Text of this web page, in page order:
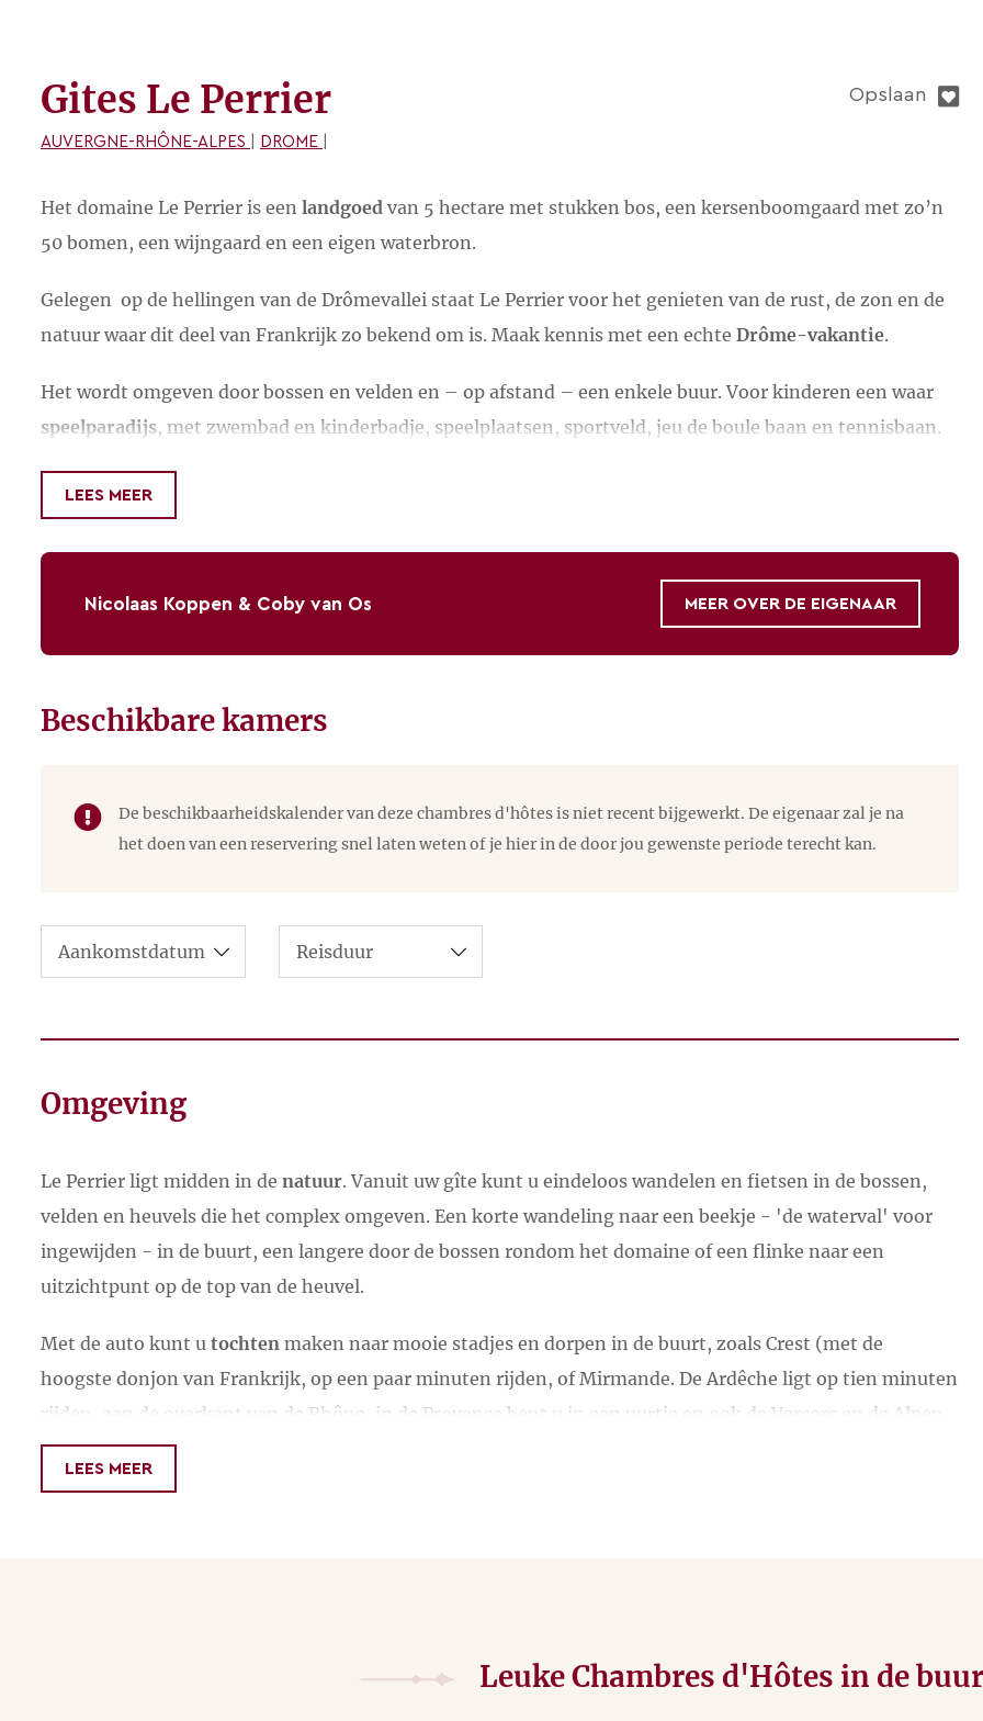
Gites Le Perrier
AUVERGNE-RHÔNE-ALPES DROME
Opslaan
Het domaine Le Perrier is een landgoed van 5 hectare met stukken bos, een kersenboomgaard met zo’n
50 bomen, een wijngaard en een eigen waterbron.
Gelegen op de hellingen van de Drômevallei staat Le Perrier voor het genieten van de rust, de zon en de
natuur waar dit deel van Frankrijk zo bekend om is. Maak kennis met een echte Drôme-vakantie.
Het wordt omgeven door bossen en velden en – op afstand – een enkele buur. Voor kinderen een waar
speelparadijs, met zwembad en kinderbadje, speelplaatsen, sportveld, jeu de boule baan en tennisbaan.
Door z’n wat hoger gelegen plek is er een
een heldere dag zelfs de Alpen.
kunt u wandelen, fietsen, toeren en genieten zoveel u maar wilt.
vinden hun greens dichtbij en voor tennissers is er een gravelbaan op een steenworp afstand.
hoogvlakte van de Vercors een must.
de Ardèche met zijn kloven en beboste heuvels.
Ondanks het landelijke karakter zijn alle voorzieningen toch prettig dichtbij. Loriol-sur-Drôme en
LEES MEER
Nicolaas Koppen & Coby van Os MEER OVER DE EIGENAAR
Le Perrier wordt gerund door de Nederlandse eigenaren Nicolaas Koppen & Coby van
Wat maakt Le Perrier uniek?
Wij liggen midden in de natuur en toch dicht bij alle voorzieningen, winkels,
Overweegt u om een hapje mee te eten in Le Perrier?
De specialiteiten van de kok zijn: internationaal biologisch keuken.
Dineren kunt u al vanaf € 18 per persoon.
U kunt door Nicolaas Koppen & Coby van Os worden verwelkomd in de volgende
– Nederlands
– Frans
– Engels
Stuur een e-mail
Beschikbare kamers
De beschikbaarheidskalender van deze chambres d'hôtes is niet recent bijgewerkt. De eigenaar zal je na
het doen van een reservering snel laten weten of je hier in de door jou gewenste periode terecht kan.
Omgeving
Le Perrier ligt midden in de natuur. Vanuit uw gîte kunt u eindeloos wandelen en fietsen in de bossen,
velden en heuvels die het complex omgeven. Een korte wandeling naar een beekje - 'de waterval' voor
ingewijden - in de buurt, een langere door de bossen rondom het domaine of een flinke naar een
uitzichtpunt op de top van de heuvel.
Met de auto kunt u tochten maken naar mooie stadjes en dorpen in de buurt, zoals Crest (met de
hoogste donjon van Frankrijk, op een paar minuten rijden, of Mirmande. De Ardêche ligt op tien minuten
rijden, aan de overkant van de Rhône, in de Provence bent u in een uurtje en ook de Vercors en de Alpen
zijn niet ver weg. Steden als Valence, Avignon, Orange en Grenoble zijn een bezoek meer dan waard.
topper is voor wat betreft een avontuurlijk uitje voor gezinnen met kinderen.
LEES MEER
Leuke Chambres d'Hôtes in de